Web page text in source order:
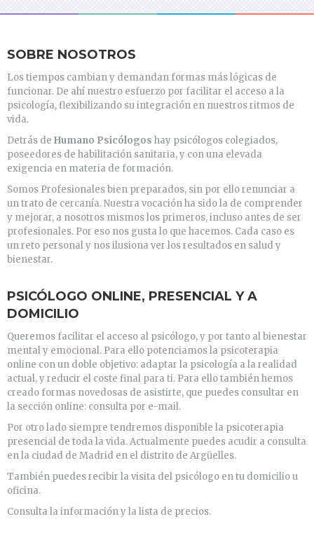
SOBRE NOSOTROS
Los tiempos cambian y demandan formas más lógicas de
funcionar. De ahí nuestro esfuerzo por facilitar el acceso a la
psicología, flexibilizando su integración en nuestros ritmos de
vida.
Detrás de Humano Psicólogos hay psicólogos colegiados,
poseedores de habilitación sanitaria, y con una elevada
exigencia en materia de formación.
Somos Profesionales bien preparados, sin por ello renunciar a
un trato de cercanía. Nuestra vocación ha sido la de comprender
y mejorar, a nosotros mismos los primeros, incluso antes de ser
profesionales. Por eso nos gusta lo que hacemos. Cada caso es
un reto personal y nos ilusiona ver los resultados en salud y
bienestar.
PSICÓLOGO ONLINE, PRESENCIAL Y A
DOMICILIO
Queremos facilitar el acceso al psicólogo, y por tanto al bienestar
mental y emocional. Para ello potenciamos la psicoterapia
online con un doble objetivo: adaptar la psicología a la realidad
actual, y reducir el coste final para ti. Para ello también hemos
creado formas novedosas de asistirte, que puedes consultar en
la sección online: consulta por e-mail.
Por otro lado siempre tendremos disponible la psicoterapia
presencial de toda la vida. Actualmente puedes acudir a consulta
en la ciudad de Madrid en el distrito de Argüelles.
También puedes recibir la visita del psicólogo en tu domicilio u
oficina.
Consulta la información y la lista de precios.